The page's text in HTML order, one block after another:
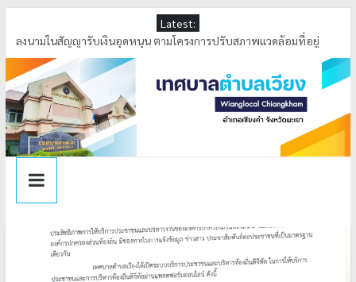
Latest:
ลงพื้นที่ตรวจสอบระดับน้ำ เหมืองหลวงบ้านล้า หมู่ที่ 4 ตำบลเวียง อำเภอ
เชียงคำ จังหวัดพะเยา
ลงนามในสัญญารับเงินอุดหนุน ตามโครงการปรับสภาพแวดล้อมที่อยู่
อาศัยและสิ่งอำนวยความสะดวกสำหรับผู้สูงอายุประจำปี 2569
ลงพื้นที่ดำเนินการกำจัดสิ่งกีดขวางทางน้ำ ณ บ้านล้า หมู่ที่ 4 ตำบลเวียง
เทศบาลตำบลเวียง ได้รับรางวัล การคัดเลือกองค์กรปกครองส่วนท้องถิ่น
ที่มีการบริหารจัดการที่ดี ประจำปีงบประมาณ พ.ศ.2569
ร่วมพิธีทอดผ้าป่าสามัคคี เพื่อพัฒนาคุณภาพการศึกษาเด็กพิการจังหวัด